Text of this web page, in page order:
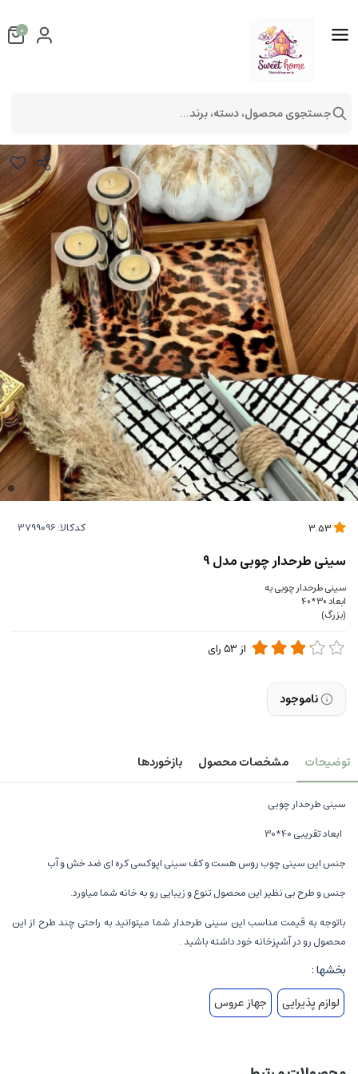
کدکالا:
سینی طرحدار چوبی مدل 9
سینی طرحدار چوبی به
ابعاد 30*40
(بزرگ)
از 53رای
ناموجود
توضیحات مشخصات محصول بازخوردها
سینی طرحدار چوبی
ابعاد تقریبی 40*30
جنس این سینی چوب روس هست و کف سینی اپوکسی کره ای ضد خش و آب
جنس و طرح بی نظیر این محصول تنوع و زیبایی رو به خانه شما میاورد.
باتوجه به قیمت مناسب این سینی طرحدار شما میتوانید به راحتی چند طرح از این
محصول رو در آشپزخانه خود داشته باشید .
بخشها :
لوازم پذیرایی
جهاز عروس
0
جستجوی محصول، دسته، برند...